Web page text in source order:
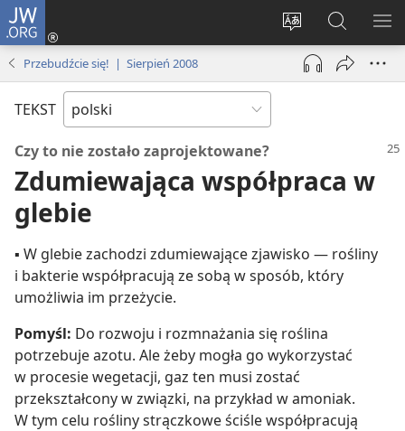
JW.ORG
Wybór
języka
Logowanie
(opens
window)
Szukaj
na
JW.ORG
Przebudźcie się! | Sierpień 2008
TEKST
Czy to nie zostało zaprojektowane?
Zdumiewająca współpraca w
glebie
▪ W glebie zachodzi zdumiewające zjawisko — rośliny
i bakterie współpracują ze sobą w sposób, który
umożliwia im przeżycie.
Pomyśl: Do rozwoju i rozmnażania się roślina
potrzebuje azotu. Ale żeby mogła go wykorzystać
w procesie wegetacji, gaz ten musi zostać
przekształcony w związki, na przykład w amoniak.
W tym celu rośliny strączkowe ściśle współpracują